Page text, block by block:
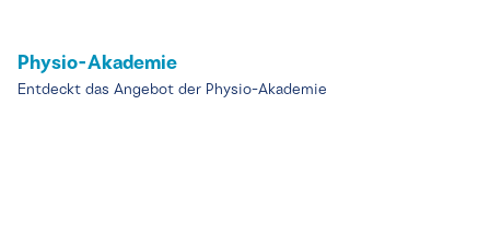
Physio-Akademie
Entdeckt das Angebot der Physio-Akademie